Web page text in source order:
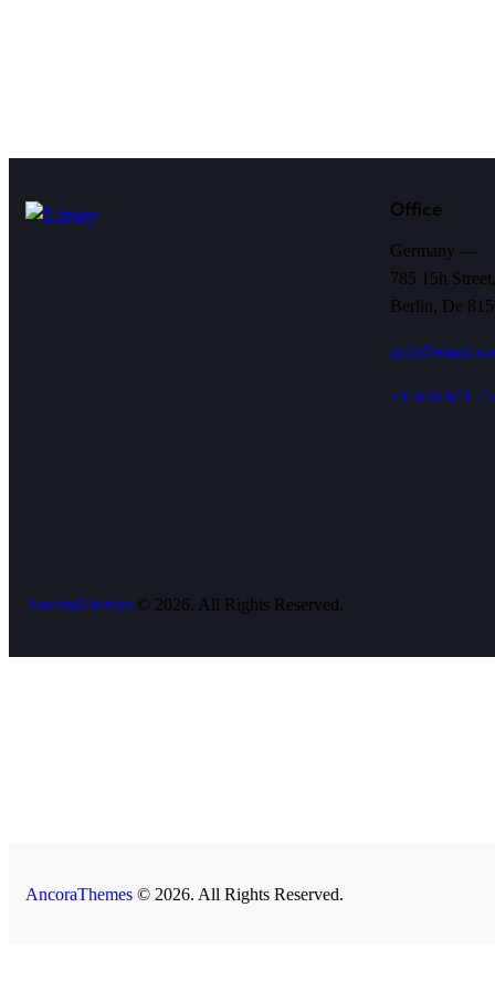
Office
Germany —
785 15h
Berlin, De
+1 840 841
AncoraThemes © 2026. All Rights Reserved.
AncoraThemes © 2026. All Rights Reserved.